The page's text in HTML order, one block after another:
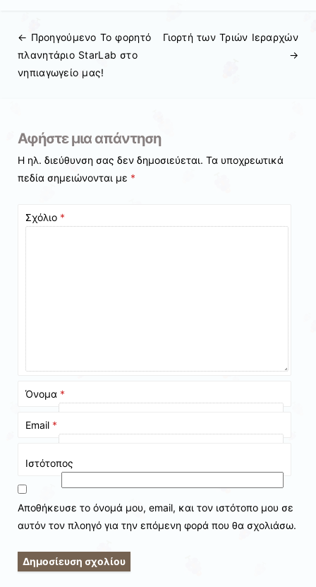
Πλοήγηση άρθρων
← Προηγούμενo To φορητό
πλανητάριο StarLab στο
νηπιαγωγείο μας!
Γιορτή των Τριών Ιεραρχών
→
Αφήστε μια απάντηση
Η ηλ. διεύθυνση σας δεν δημοσιεύεται. Τα υποχρεωτικά
πεδία σημειώνονται με *
Σχόλιο *
Όνομα *
Email *
Ιστότοπος
Αποθήκευσε το όνομά μου, email, και τον ιστότοπο μου σε
αυτόν τον πλοηγό για την επόμενη φορά που θα σχολιάσω.